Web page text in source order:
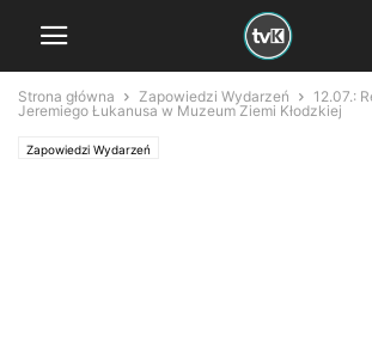
Strona główna Zapowiedzi Wydarzeń
12.07.:
Jeremiego Łukanusa w Muzeum Ziemi Kłodzkiej
Zapowiedzi Wydarzeń